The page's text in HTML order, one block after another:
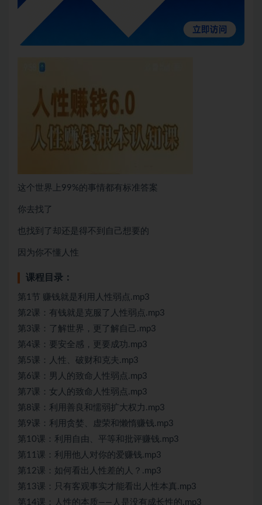
这个世界上99%的事情都有标准答案
你去找了
也找到了却还是得不到自己想要的
因为你不懂人性
课程目录：
第1节 赚钱就是利用人性弱点.mp3
第2课：有钱就是克服了人性弱点.mp3
第3课：了解世界，更了解自己.mp3
第4课：要安全感，更要成功.mp3
第5课：人性、破财和克夫.mp3
第6课：男人的致命人性弱点.mp3
第7课：女人的致命人性弱点.mp3
第8课：利用善良和懦弱扩大权力.mp3
第9课：利用贪婪、虚荣和懒惰赚钱.mp3
第10课：利用自由、平等和批评赚钱.mp3
第11课：利用他人对你的爱赚钱.mp3
第12课：如何看出人性差的人？.mp3
第13课：只有客观事实才能看出人性本真.mp3
第14课：人性的本质——人是没有成长性的.mp3